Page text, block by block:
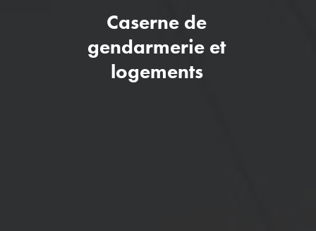
Caserne de
gendarmerie et
logements